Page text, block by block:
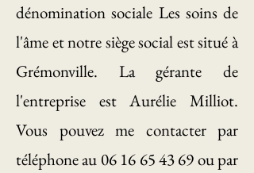
dénomination sociale Les soins de
l'âme et notre siège social est situé à
Grémonville. La gérante de
l'entreprise est Aurélie Milliot.
Vous pouvez me contacter par
téléphone au 06 16 65 43 69ou par